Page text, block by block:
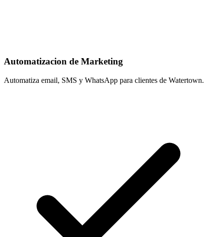
Automatizacion de Marketing
Automatiza email, SMS y WhatsApp para clientes de Watertown.